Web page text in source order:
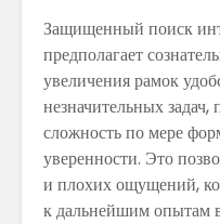
Защищенный поиск
предполагает
увеличения рамок
незначительных
сложность по мере
уверенности. Это
и плохих ощущений,
к дальнейшим опытам